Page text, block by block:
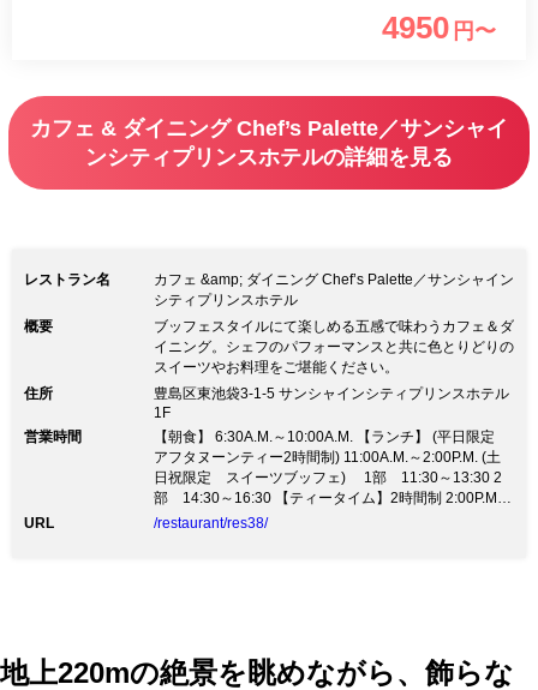
バーティーとともに午後のひと時をお楽
4950 円〜
カフェ & ダイニング Chef’s Palette／サンシャイ
ンシティプリンスホテルの詳細を見る
レストラン名
カフェ &amp; ダイニング Chef’s Palette／サンシャイン
シティプリンスホテル
概要
ブッフェスタイルにて楽しめる五感で味わうカフェ＆ダ
イニング。シェフのパフォーマンスと共に色とりどりの
スイーツやお料理をご堪能ください。
住所
豊島区東池袋3-1-5 サンシャインシティプリンスホテル
1F
営業時間
【朝食】 6:30A.M.～10:00A.M. 【ランチ】 (平日限定
アフタヌーンティー2時間制) 11:00A.M.～2:00P.M. (土
日祝限定 スイーツブッフェ) 1部 11:30～13:30 2
部 14:30～16:30 【ティータイム】2時間制 2:00P.M.
～5:00P.M. 【ディナー】 5:00P.M.～9:00P.M.
URL /restaurant/res38/
地上220mの絶景を眺めながら、飾らな